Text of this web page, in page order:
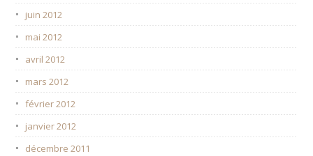
juin 2012
mai 2012
avril 2012
mars 2012
février 2012
janvier 2012
décembre 2011